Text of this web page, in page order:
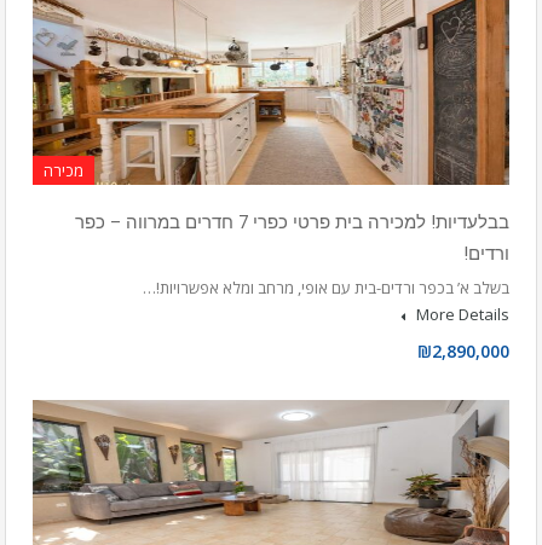
מכירה
בבלעדיות! למכירה בית פרטי כפרי 7 חדרים במרווה – כפר
ורדים!
בשלב א’ בכפר ורדים-בית עם אופי, מרחב ומלא אפשרויות!…
More Details
₪2,890,000